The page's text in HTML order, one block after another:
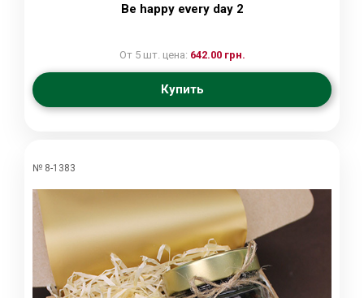
Be happy every day 2
От 5 шт. цена: 642.00 грн.
Купить
№ 8-1383